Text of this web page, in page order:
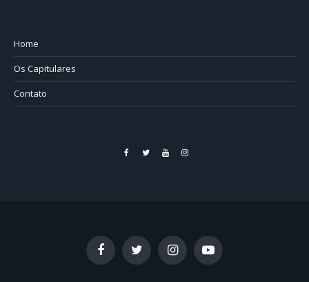
Home
Os Capitulares
Contato
FacebookTwitterYouTubeInstagram
FacebookTwitter InstagramYouTube